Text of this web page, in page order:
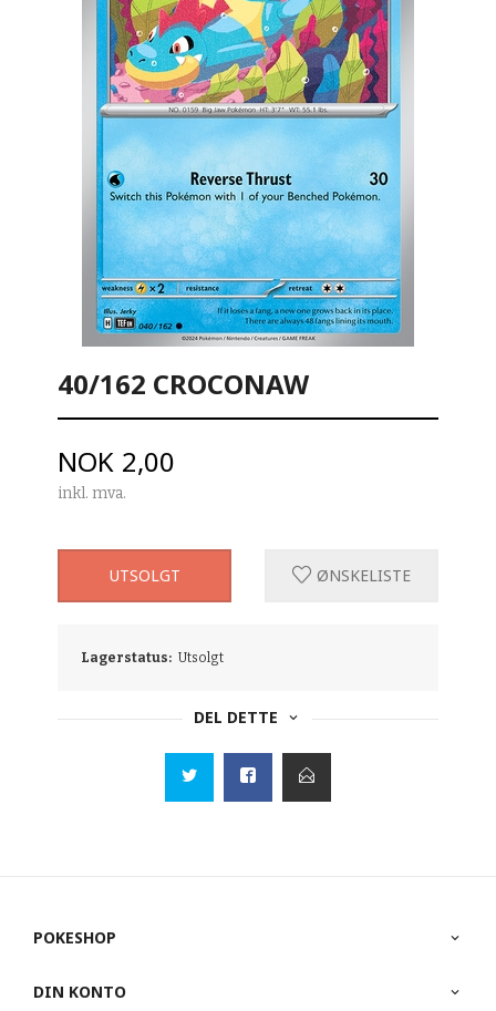
40/162 CROCONAW
Pris
NOK 2,00
inkl. mva.
UTSOLGT ØNSKELISTE
Lagerstatus: Utsolgt
DEL DETTE
POKESHOP
DIN KONTO